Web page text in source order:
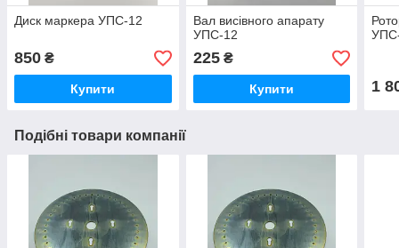
Диск маркера УПС-12
850 ₴
Купити
Вал висівного апарату
УПС-12
225₴
Купити 1
Подібні товари компанії